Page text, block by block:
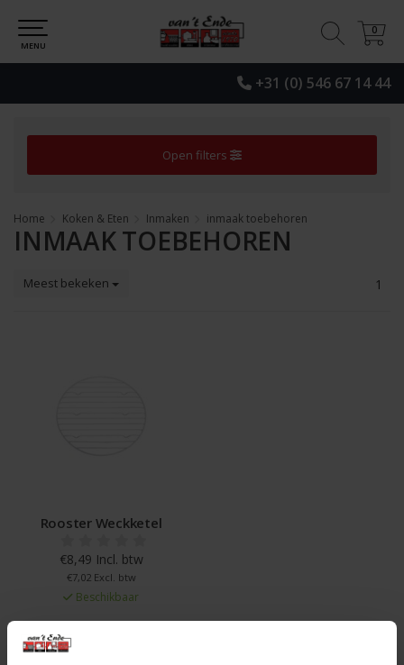
+31 (0) 546 67 14 44
0
0
MENU
Open filters
Home Koken & Eten Inmaken inmaak toebehoren
INMAAK TOEBEHOREN
Meest bekeken 1
Rooster Weckketel
€8,49 Incl. btw
€7,02 Excl. btw
Beschikbaar
In winkelwagen